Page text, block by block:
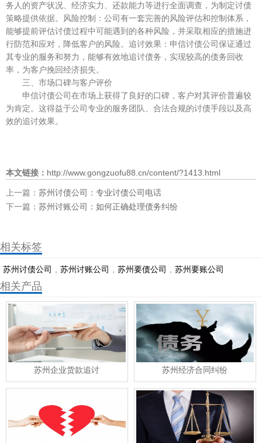
务人的资产状况、经济实力、还款能力等进行全面调查，为制定讨债
策略提供依据。风险控制：公司有一套完善的风险评估和控制体系，
能够提前评估讨债过程中可能遇到的各种风险，并采取相应的措施进
行防范和应对，降低客户的风险。追讨效果：申信讨债公司保证通过
其专业的服务和努力，能够有效地追讨债务，实现较高的债务回收
率，为客户挽回经济损失。
三、市场口碑与客户评价
申信讨债公司在市场上获得了良好的口碑，客户对其评价普遍较
为肯定。这得益于公司专业的服务团队、合法合规的讨债手段以及高
效的追讨效果。
本文链接： http://www.gongzuofu88.cn/content/?1413.html
上一篇： 苏州讨债公司：专业讨债公司电话
下一篇： 苏州讨账公司：如何正确处理债务纠纷
相关标签
苏州讨债公司 苏州讨账公司 苏州要债公司 ​苏州要账公司
相关产品
苏州企业货款追讨 苏州经济合同纠纷